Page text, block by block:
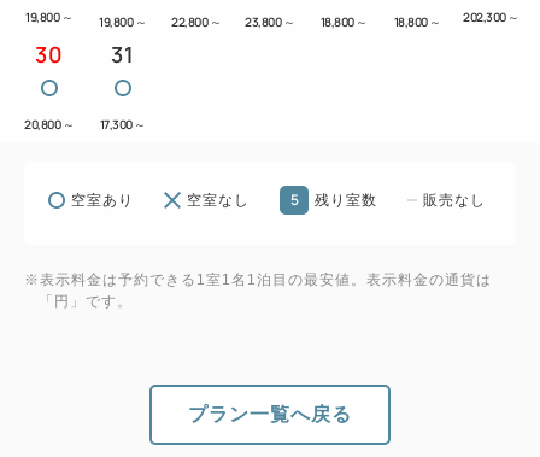
19,800 ～ 19,800 ～ 22,800 ～ 23,800 ～ 18,800 ～ 18,800 ～ 202,300 ～
30
20,800 ～
31
17,300 ～
空室あり 空室なし 5 残り室数 販売なし
※表示料金は予約できる1室1名1泊目の最安値。表示料金の通貨は
「円」です。
プラン一覧へ戻る